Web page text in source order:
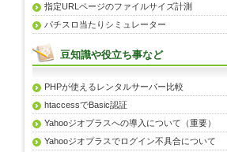
指定URLページのファイルサイズ計測
パチスロ当たりシミュレーター
豆知識や役立ち事など
PHPが使えるレンタルサーバー比較
htaccessでBasic認証
Yahooジオプラスへの導入について（重要）
Yahooジオプラスでログイン不具合について